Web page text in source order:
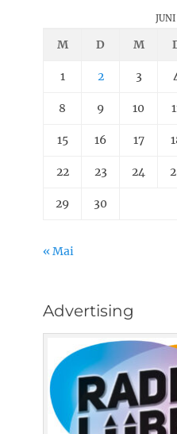
M D M
1 2 3
8 9 10
15 16 17
22 23 24
29 30
« Mai
Advertising